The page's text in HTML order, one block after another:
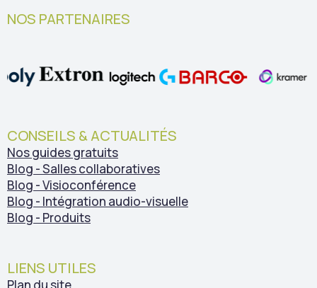
NOS PARTENAIRES
CONSEILS & ACTUALITÉS
Nos guides gratuits
Blog - Salles collaboratives
Blog - Visioconférence
Blog - Intégration audio-visuelle
Blog - Produits
LIENS UTILES